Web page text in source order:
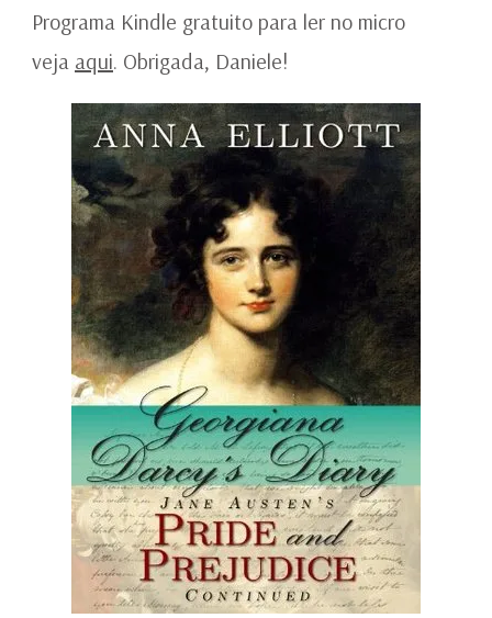
Programa Kindle gratuito para ler no micro
veja aqui. Obrigada, Daniele!